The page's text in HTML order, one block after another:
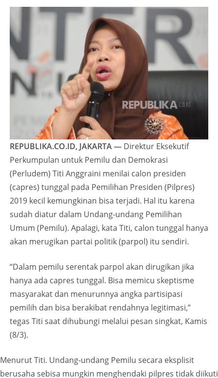
REPUBLIKA.CO.ID, JAKARTA — Direktur Eksekutif
Perkumpulan untuk Pemilu dan Demokrasi
(Perludem) Titi Anggraini menilai calon presiden
(capres) tunggal pada Pemilihan Presiden (Pilpres)
2019 kecil kemungkinan bisa terjadi. Hal itu karena
sudah diatur dalam Undang-undang Pemilihan
Umum (Pemilu). Apalagi, kata Titi, calon tunggal hanya
akan merugikan partai politik (parpol) itu sendiri.
“Dalam pemilu serentak parpol akan dirugikan jika
hanya ada capres tunggal. Bisa memicu skeptisme
masyarakat dan menurunnya angka partisipasi
pemilih dan bisa berakibat rendahnya legitimasi,”
tegas Titi saat dihubungi melalui pesan singkat, Kamis
(8/3).
Menurut Titi. Undang-undang Pemilu secara eksplisit
berusaha sebisa mungkin menghendaki pilpres tidak diikuti